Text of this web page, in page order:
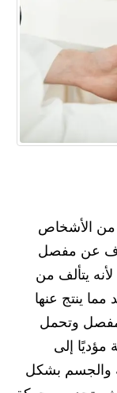
من الأشخاص
عن مفصل
يتألف من
ينتج عنها
وتحمل
إلى
والجسم بشكل